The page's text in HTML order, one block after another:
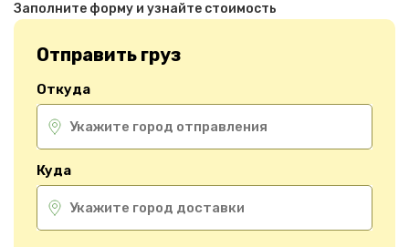
Заполните форму и узнайте стоимость
Отправить груз
Откуда
Куда